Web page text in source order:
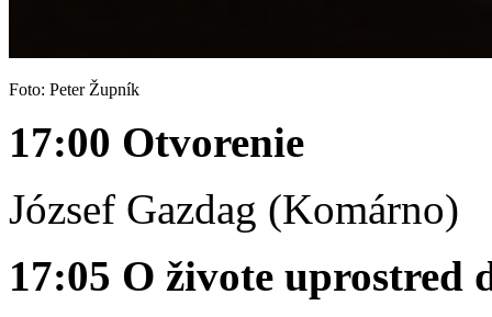
Foto: Peter Župník
17:00 Otvorenie
József Gazdag (Komárno)
17:05 O živote uprostred